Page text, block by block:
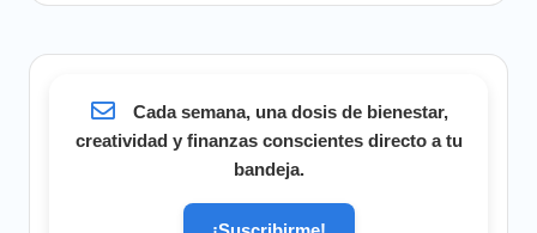
Cada semana, una dosis de bienestar,
creatividad y finanzas conscientes directo a tu
bandeja.